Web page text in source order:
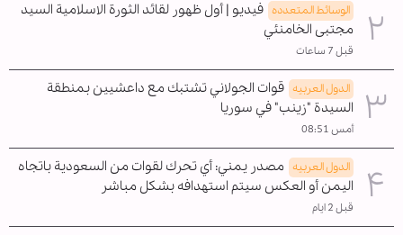
الوسائط المتعدده فيديو | أول ظهور لقائد الثورة الاسلامية السيد
مجتبى الخامنئي
قبل 7 ساعات
الدول العربیه قوات الجولاني تشتبك مع داعشيين بمنطقة
السيدة "زينب" في سوريا
أمس 08:51
الدول العربیه مصدر يمني: أي تحرك لقوات من السعودية باتجاه
اليمن أو العكس سيتم استهدافه بشكل مباشر
قبل 2 ايام